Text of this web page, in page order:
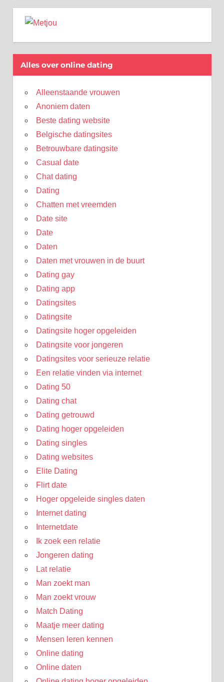
Alles over online dating
Alleenstaande vrouwen
Anoniem daten
Beste dating website
Belgische datingsites
Betrouwbare datingsite
Casual date
Chat dating
Dating
Chatten met vreemden
Date site
Date
Daten
Daten met vrouwen in de buurt
Dating gay
Dating app
Datingsites
Datingsite
Datingsite hoger opgeleiden
Datingsite voor jongeren
Datingsites voor serieuze relatie
Een relatie vinden via internet
Dating 50
Dating chat
Dating getrouwd
Dating hoger opgeleiden
Dating singles
Dating websites
Elite Dating
Flirt date
Hoger opgeleide singles daten
Internet dating
Internetdate
Ik zoek een relatie
Jongeren dating
Lat relatie
Man zoekt man
Man zoekt vrouw
Match Dating
Maatje meer dating
Mensen leren kennen
Online dating
Online daten